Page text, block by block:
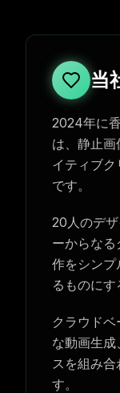
当
2024年に
は、静止
イティブ
です。
20人のデ
ーからな
作をシンプ
るものにす
クラウド
な動画生
スを組み合
す。